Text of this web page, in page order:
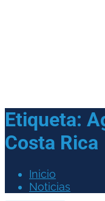
Etiqueta:
Costa Rica
Inicio
Noticias